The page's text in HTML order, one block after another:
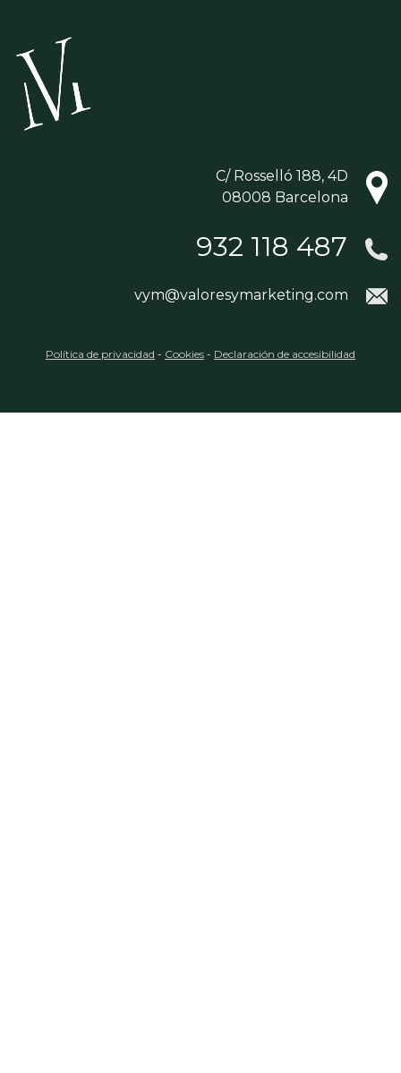
C/ Rosselló 188, 4D
08008 Barcelona
932 118 487
vym@valoresymarketing.com
Política de privacidad - Cookies - Declaración de accesibilidad